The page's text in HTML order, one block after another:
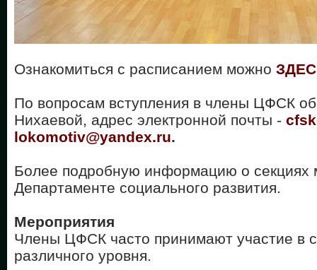
Ознакомиться с расписанием можно
По вопросам вступления в члены ЦФСК
Нихаевой, адрес электронной почты -
lokomotiv@yandex.ru.
Более подробную информацию о секциях
Департаменте социального развития.
Мероприятия
Члены ЦФСК часто принимают участие в
различного уровня.